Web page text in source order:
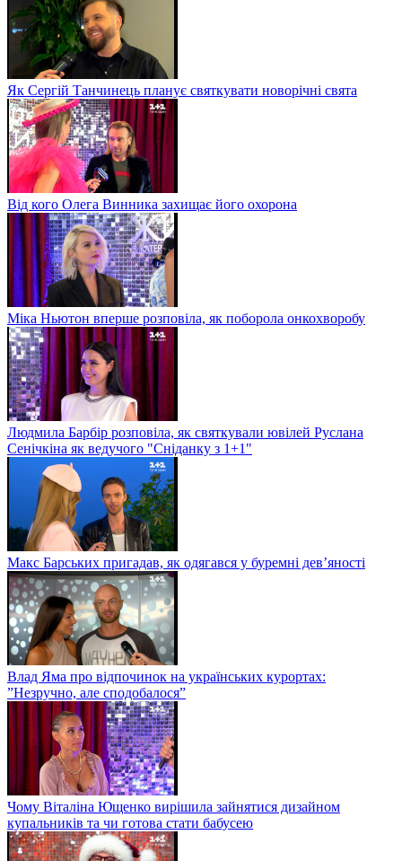
Як Сергій Танчинець планує святкувати новорічні свята
Від кого Олега Винника захищає його охорона
Міка Ньютон вперше розповіла, як поборола онкохворобу
Людмила Барбір розповіла, як святкували ювілей Руслана
Сенічкіна як ведучого "Сніданку з 1+1"
Макс Барських пригадав, як одягався у буремні дев’яності
Влад Яма про відпочинок на українських курортах:
”Незручно, але сподобалося”
Чому Віталіна Ющенко вирішила зайнятися дизайном
купальників та чи готова стати бабусею